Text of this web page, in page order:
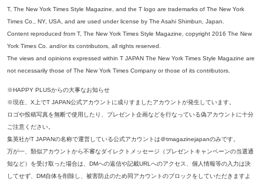
T, The New York Times Style Magazine, and the T logo are trademarks of The New York
Times Co., NY, USA, and are used under license by The Asahi Shimbun, Japan.
Content reproduced from T, The New York Times Style Magazine, copyright 2016 The New
York Times Co. and/or its contributors, all rights reserved.
The views and opinions expressed within T JAPAN The New York Times Style Magazine are
not necessarily those of The New York Times Company or those of its contributors.
※HAPPY PLUSからの大事なお知らせ
※現在、X上でT JAPAN公式アカウントに成りすましたアカウントが発生しています。
ロゴや投稿写真を無断で使用したり、プレゼント企画などを行なっている偽アカウントに十分
ご注意ください。
集英社がT JAPANの名称で運営している公式アカウントは＠tmagazinejapanのみです。
万が一、類似アカウントから不審なダイレクトメッセージ（プレゼントキャンペーンの当選通
知など）を受け取った場合は、DMへの返信や記載URLへのアクセス、個人情報等の入力は決
してせず、DM自体を削除し、被害防止のため同アカウントのブロックをしていただきますよ